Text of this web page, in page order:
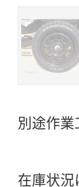
別途作業
在庫状況